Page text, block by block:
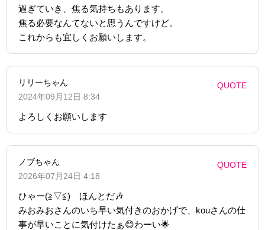
過ぎていき、焦る気持ちもあります。
焦る必要なんてないと思うんですけど。
これからも宜しくお願いします。
リリーちゃん
2024年09月12日 8:34
QUOTE
よろしくお願いします
ノブちゃん
2026年07月24日 4:18
QUOTE
ひゃー(≧▽≦) ほんとだ🎶
みおみおさんのいち早い気付きのおかげで、kouさんの仕
事が早いことに気付けたぁ😊わーい🌟